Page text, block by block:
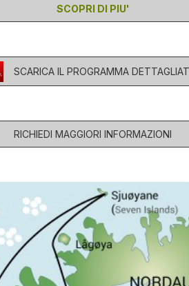
SCOPRI DI PIU'
SCARICA IL PROGRAMMA
RICHIEDI MAGGIORI INFORMAZIONI